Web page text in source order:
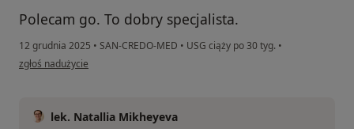
Polecam go. To dobry specjalista.‍
12 grudnia 2025 • SAN-CREDO-MED • USG ciąży po 30 tyg. •
w opinii użytkownika Maryna
zgłoś nadużycie
lek. Natallia Mikheyeva